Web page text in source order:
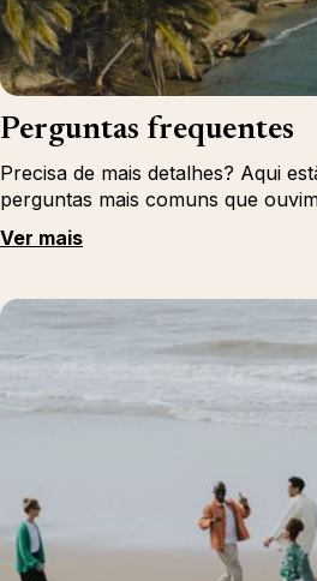
Perguntas frequentes
Precisa de mais detalhes? Aqui
perguntas mais comuns que
Ver mais